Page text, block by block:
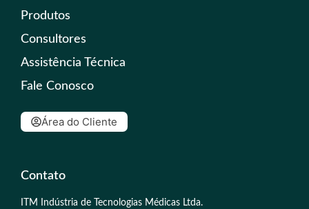
Produtos
Consultores
Assistência Técnica
Fale Conosco
Área do Cliente
Contato
ITM Indústria de Tecnologias Médicas Ltda.